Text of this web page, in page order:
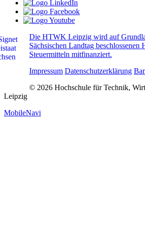
Die HTWK Leipzig wird auf
Sächsischen Landtag beschlossenen
Steuermitteln mitfinanziert.
Impressum Datenschutzerklärung
© 2026 Hochschule für Technik,
Leipzig
MobileNavi